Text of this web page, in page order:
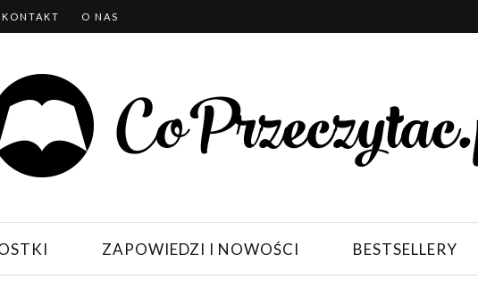
KONTAKT O NAS
ZAPOWIEDZI I NOWOŚCI BESTSELLERY